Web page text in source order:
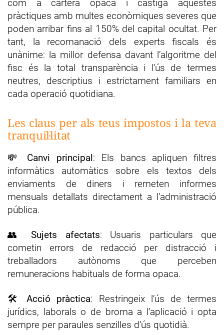
com a cartera opaca i castiga aquestes
pràctiques amb multes econòmiques severes que
poden arribar fins al 150% del capital ocultat. Per
tant, la recomanació dels experts fiscals és
unànime: la millor defensa davant l’algoritme del
fisc és la total transparència i l’ús de termes
neutres, descriptius i estrictament familiars en
cada operació quotidiana.
Les claus per als teus impostos i la teva
tranquil·litat
💸 Canvi principal: Els bancs apliquen filtres
informàtics automàtics sobre els textos dels
enviaments de diners i remeten informes
mensuals detallats directament a l’administració
pública.
👥 Sujets afectats: Usuaris particulars que
cometin errors de redacció per distracció i
treballadors autònoms que perceben
remuneracions habituals de forma opaca.
🛠️Acció pràctica: Restringeix l’ús de termes
jurídics, laborals o de broma a l’aplicació i opta
sempre per paraules senzilles d’ús quotidià.